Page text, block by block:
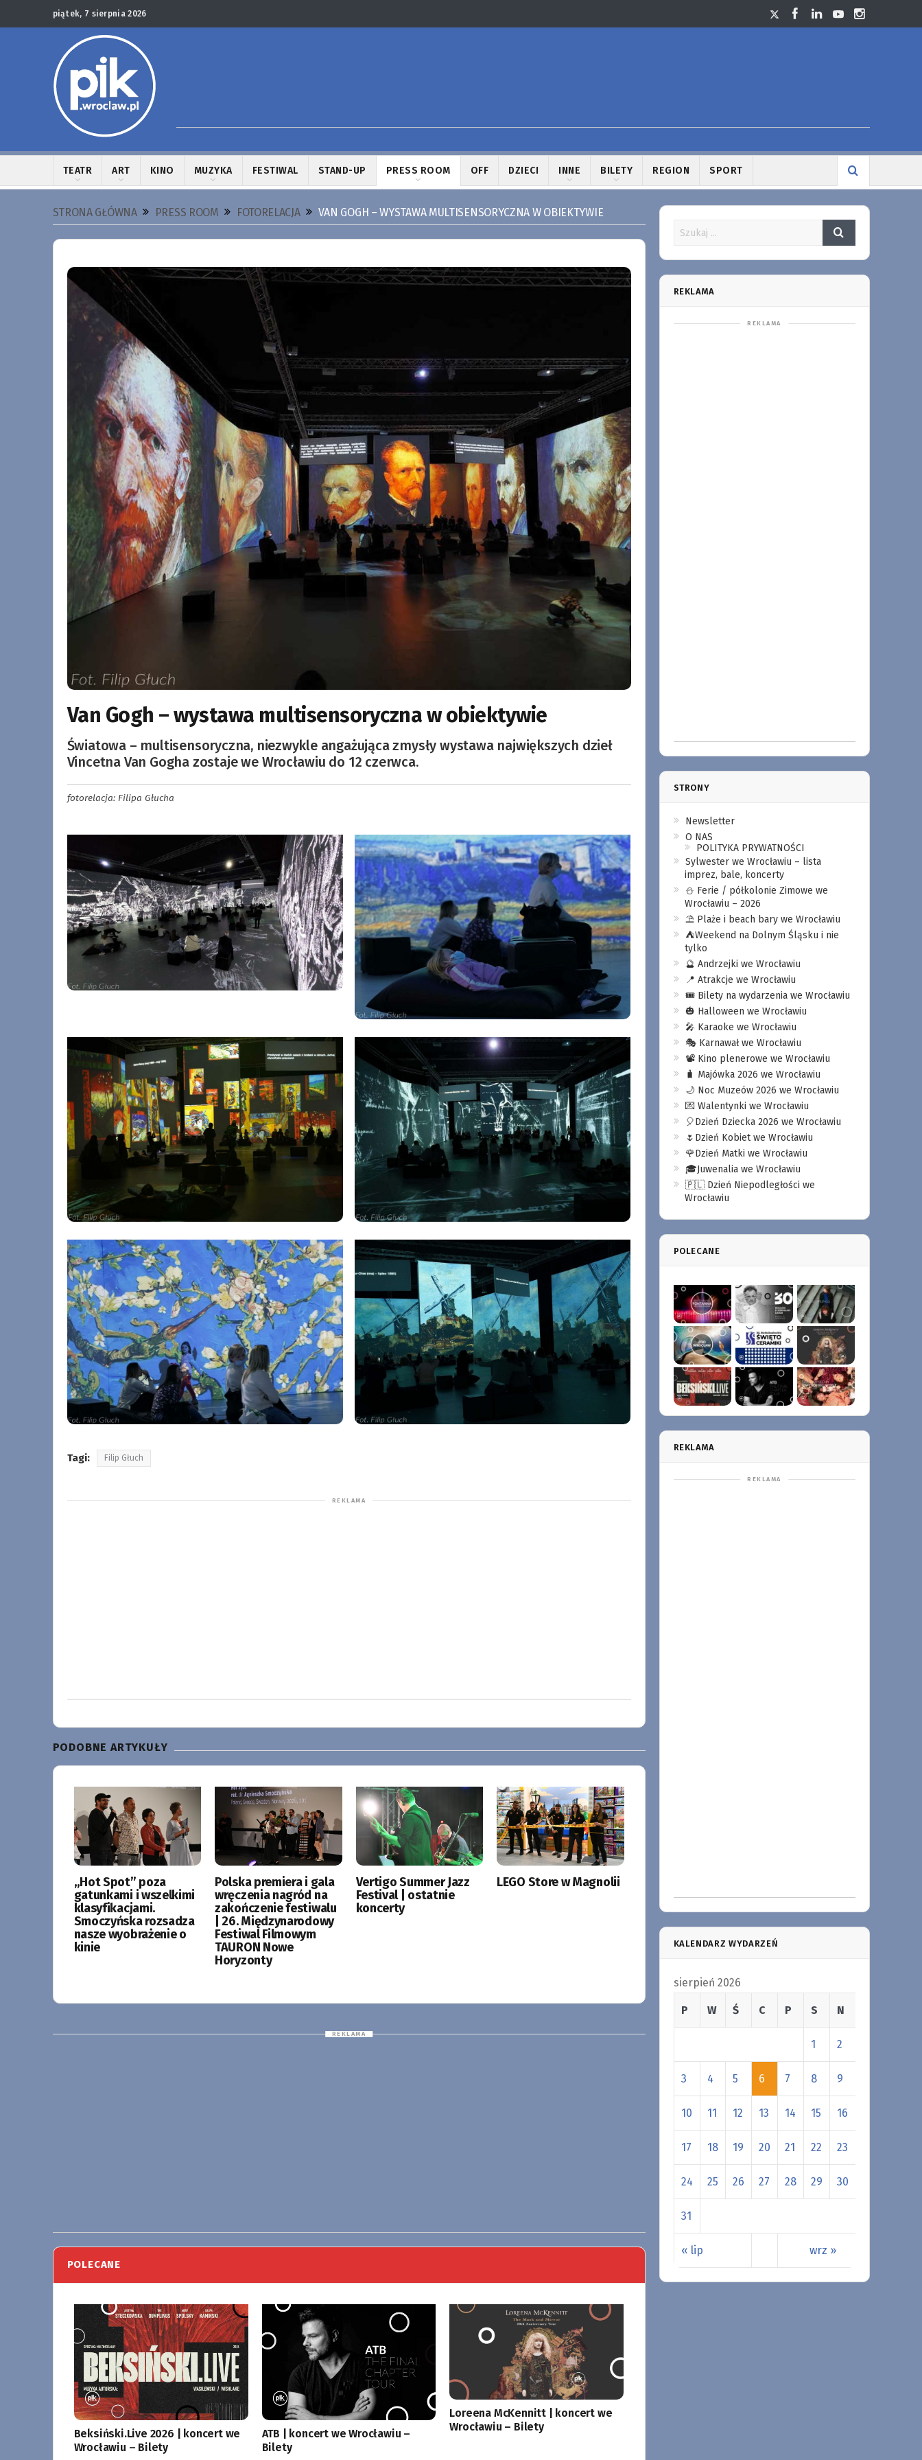
piątek, 7 sierpnia 2026
TEATR ART KINO MUZYKA FESTIWAL STAND-UP PRESS ROOM OFF DZIECI INNE BILETY REGION SPORT
STRONA GŁÓWNA PRESS ROOM FOTORELACJA VAN GOGH – WYSTAWA MULTISENSORYCZNA W OBIEKTYWIE
Van Gogh – wystawa multisensoryczna w obiektywie
Światowa – multisensoryczna, niezwykle angażująca zmysły wystawa największych dzieł
Vincetna Van Gogha zostaje we Wrocławiu do 12 czerwca.
fotorelacja: Filipa Głucha
Tagi: Filip Głuch
PODOBNE ARTYKUŁY
„Hot Spot” poza
gatunkami i wszelkimi
klasyfikacjami.
Smoczyńska rozsadza
nasze wyobrażenie o
kinie
Polska premiera i gala
wręczenia nagród na
zakończenie festiwalu
| 26. Międzynarodowy
Festiwal Filmowym
TAURON Nowe
Horyzonty
Vertigo Summer Jazz
Festival | ostatnie
koncerty
LEGO Store w Magnolii
POLECANE
Beksiński.Live 2026 | koncert we
Wrocławiu – Bilety
ATB | koncert we Wrocławiu –
Bilety
Loreena McKennitt | koncert we
Wrocławiu – Bilety
REKLAMA
STRONY
Newsletter
O NAS
POLITYKA PRYWATNOŚCI
Sylwester we Wrocławiu – lista
imprez, bale, koncerty
⛄️ Ferie / półkolonie Zimowe we
Wrocławiu – 2026
⛱️ Plaże i beach bary we Wrocławiu
⛺️Weekend na Dolnym Śląsku i nie
tylko
🔮 Andrzejki we Wrocławiu
📍 Atrakcje we Wrocławiu
🎟️ Bilety na wydarzenia we Wrocławiu
🎃 Halloween we Wrocławiu
🎤 Karaoke we Wrocławiu
🎭 Karnawał we Wrocławiu
📽️ Kino plenerowe we Wrocławiu
🧳 Majówka 2026 we Wrocławiu
🌙 Noc Muzeów 2026 we Wrocławiu
💌 Walentynki we Wrocławiu
🎈Dzień Dziecka 2026 we Wrocławiu
🌷Dzień Kobiet we Wrocławiu
🌹Dzień Matki we Wrocławiu
🎓Juwenalia we Wrocławiu
🇵🇱 Dzień Niepodległości we
Wrocławiu
POLECANE
REKLAMA
KALENDARZ WYDARZEŃ
sierpień 2026
P W Ś C P S N
« lip wrz »
1 2
3 4 5 6 7 8 9
10 11 12 13 14 15 16
17 18 19 20 21 22 23
24 25 26 27 28 29 30
31